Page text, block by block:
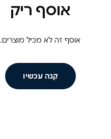
אוסף ריק
אוסף זה לא מכיל מוצרים.
קנה עכשיו